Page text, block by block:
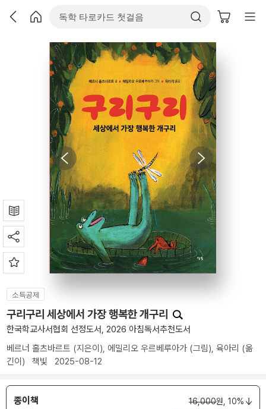
소득공제
구리구리 세상에서 가장 행복한 개구리
한국학교사서협회 선정도서, 2026 아침독서추천도서
베르너 홀츠바르트 (지은이), 에밀리오 우르베루아가 (그림), 육아리 (옮
긴이) 책빛 2025-08-12
종이책 16,000원, 10%